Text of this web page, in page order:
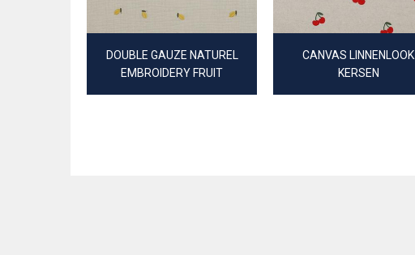
DOUBLE GAUZE NATUREL
EMBROIDERY FRUIT
CANVAS LINNENLOOK
KERSEN